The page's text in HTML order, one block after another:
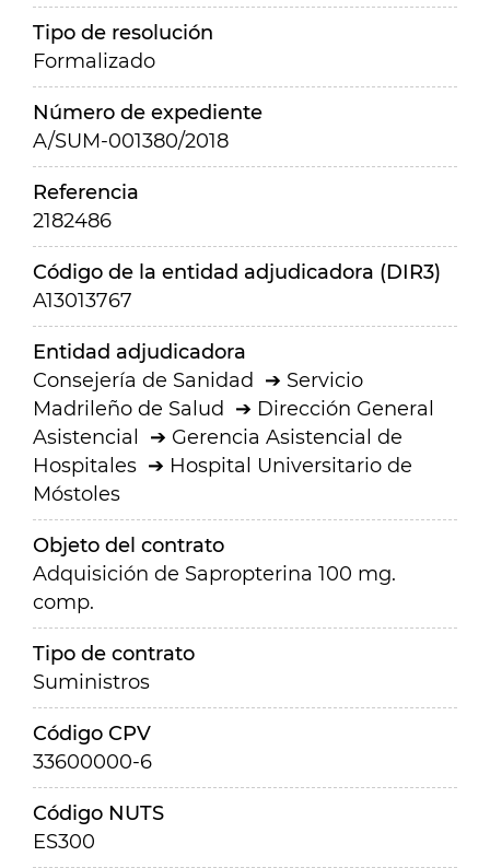
Tipo de resolución
Formalizado
Número de expediente
A/SUM-001380/2018
Referencia
2182486
Código de la entidad adjudicadora (DIR3)
A13013767
Entidad adjudicadora
Consejería de Sanidad
Servicio
Madrileño de Salud
Dirección General
Asistencial
Gerencia Asistencial de
Hospitales
Hospital Universitario de
Móstoles
Objeto del contrato
Adquisición de Sapropterina 100 mg.
comp.
Tipo de contrato
Suministros
Código CPV
33600000-6
Código NUTS
ES300